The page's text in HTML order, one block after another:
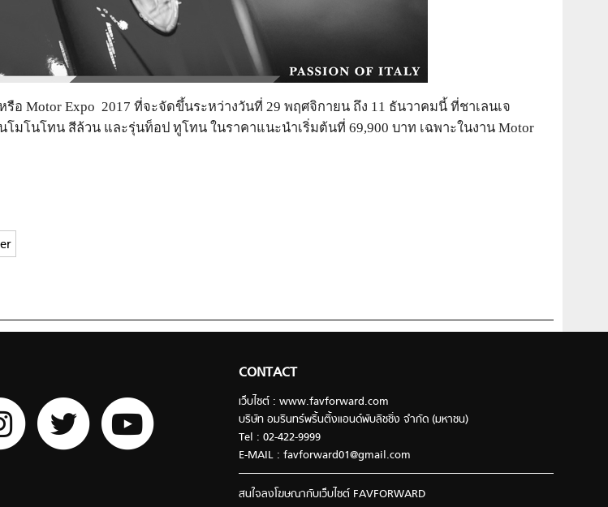
อ Motor Expo 2017 ที่จะจัดขึ้นระหว่างวันที่ 29 พฤศจิกายน ถึง 11 ธันวาคมนี้ ที่ชาเลนเจ
มโนโทน สีล้วน และรุ่นท็อป ทูโทน ในราคาแนะนำเริ่มต้นที่ 69,900 บาท เฉพาะในงาน Motor
CONTACT
เว็บไซต์ : www.favforward.com
บริษัท อมรินทร์พริ้นติ้งแอนด์พับลิชชิ่ง จำกัด (มหาชน)
Tel : 02-422-9999
E-MAIL : favforward01@gmail.com
สนใจลงโฆษณากับเว็บไซต์ FAVFORWARD